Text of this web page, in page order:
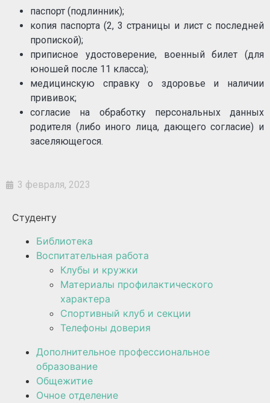
паспорт (подлинник);
копия паспорта (2, 3 страницы и лист с последней
пропиской);
приписное удостоверение, военный билет (для
юношей после 11 класса);
медицинскую справку о здоровье и наличии
прививок;
согласие на обработку персональных данных
родителя (либо иного лица, дающего согласие) и
заселяющегося.
3 февраля, 2023
Студенту
Библиотека
Воспитательная работа
Клубы и кружки
Материалы профилактического
характера
Спортивный клуб и секции
Телефоны доверия
Дополнительное профессиональное
образование
Общежитие
Очное отделение